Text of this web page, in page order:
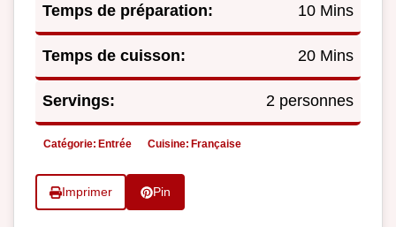
Temps de préparation: 10 Mins
Temps de cuisson: 20 Mins
Servings: 2 personnes
Catégorie: Entrée Cuisine: Française
Imprimer Pin